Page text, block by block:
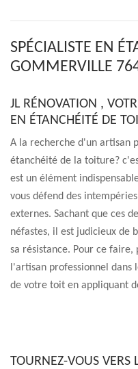
SPÉCIALISTE EN
GOMMERVILLE
JL RÉNOVATION ,
EN ÉTANCHÉITÉ DE
A la recherche d'un artisan
étanchéité de la toiture?
est un élément
vous défend des
externes. Sachant que ces
néfastes, il est judicieux de
sa résistance. Pour ce faire,
l'artisan professionnel
de votre toit en appliquant
TOURNEZ-VOUS VERS